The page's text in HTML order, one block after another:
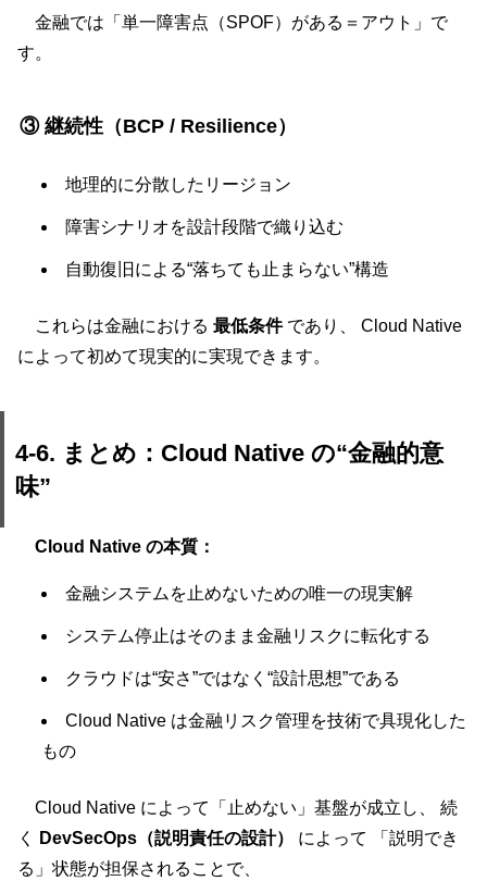
金融では「単一障害点（SPOF）がある＝アウト」で
す。
③ 継続性（BCP / Resilience）
地理的に分散したリージョン
障害シナリオを設計段階で織り込む
自動復旧による“落ちても止まらない”構造
これらは金融における 最低条件であり、 Cloud Native
によって初めて現実的に実現できます。
4-6. まとめ：Cloud Native の“金融的意
味”
Cloud Native の本質：
金融システムを止めないための唯一の現実解
システム停止はそのまま金融リスクに転化する
クラウドは“安さ”ではなく“設計思想”である
Cloud Native は金融リスク管理を技術で具現化した
もの
Cloud Native によって「止めない」基盤が成立し、 続
く
DevSecOps（説明責任の設計）
によって 「説明でき
る」状態が担保されることで、